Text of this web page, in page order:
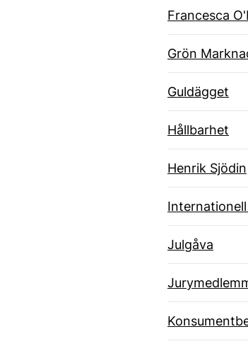
Francesca
Grön
Guldägget
Hållbarhet
Henrik Sjödin
Julgåva